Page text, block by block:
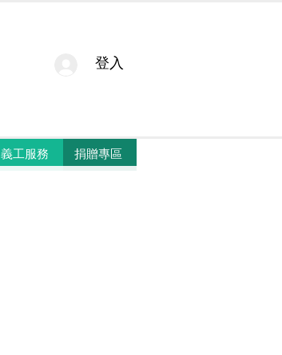
登入
捐贈專區
義工服務